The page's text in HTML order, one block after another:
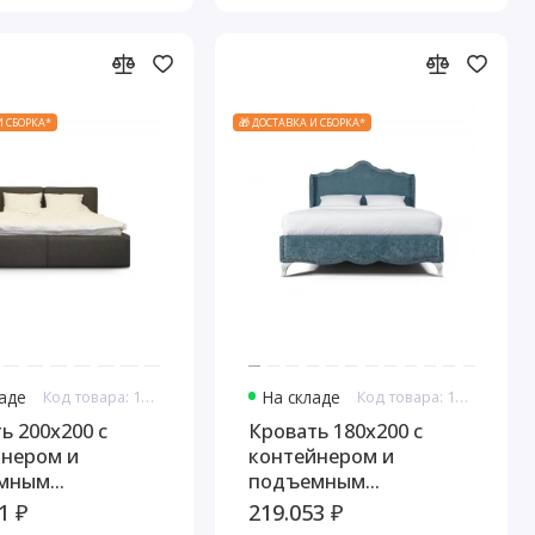
СБОРКА*
Код товара: 11071
200x200 c
и
Дрим
₽
🎁 ДОСТАВКА И СБОРКА*
На складе Код товара: 11087
Кровать 180x200 с
контейнером и
подъемным
механизмом Лигурия
219.053 ₽